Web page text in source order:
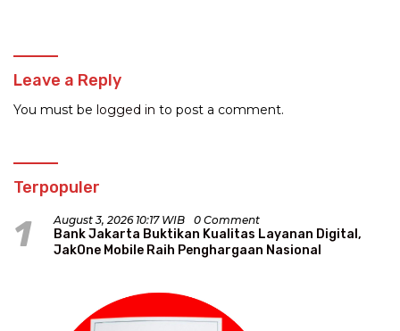
Leave a Reply
You must be logged in to post a comment.
Terpopuler
1 August 3, 2026 10:17 WIB 0 Comment
Bank Jakarta Buktikan Kualitas Layanan Digital,
JakOne Mobile Raih Penghargaan Nasional